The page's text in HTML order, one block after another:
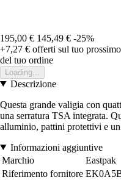
195,00 € 145,49 € -25%
+7,27 € offerti sul tuo
del tuo ordine
Loading...
Descrizione
Questa grande valigia con
una serratura TSA integrata.
alluminio, pattini protettivi e
Informazioni aggiuntive
Marchio
Eastpak
Riferimento fornitore